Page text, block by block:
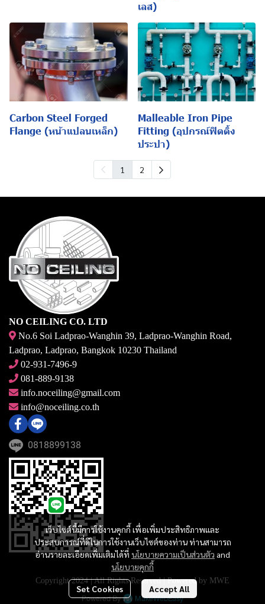
เลส)
Carbon Steel Forged
Flange (หน้าแปลนเหล็ก)
Malleable Iron Pipe
Fitting (อุปกรณ์ฟิตติ้ง
ประปา)
1 2
เว็บไซต์นี้มีการใช้งานคุกกี้ เพื่อเพิ่มประสิทธิภาพและ
ประสบการณ์ที่ดีในการใช้งานเว็บไซต์ของท่าน ท่านสามารถ
อ่านรายละเอียดเพิ่มเติมได้ที่ นโยบายความเป็นส่วนตัว and
นโยบายคุกกี้
Set Cookies Accept All
NO CEILING CO. LTD
No.6 Soi Ladprao-Wanghin 39, Ladprao-Wanghin Road,
Ladprao, Ladprao, Bangkok 10230 Thailand
02-931-7496-9
081-889-9138
info.noceiling@gmail.com
info@noceiling.co.th
0818899138
Copyright 2024 | All Rights Reserved | Powered by MWE
Powered By MakeWebEasy